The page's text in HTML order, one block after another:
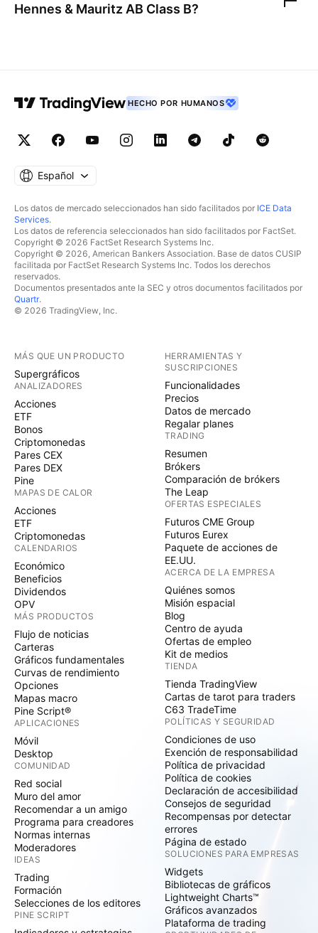
Hennes & Mauritz AB Class B?
HECHO POR HUMANOS
Español
Los datos de mercado seleccionados han sido facilitados por ICE Data
Services.
Los datos de referencia seleccionados han sido facilitados por FactSet.
Copyright © 2026 FactSet Research Systems Inc.
Copyright © 2026, American Bankers Association. Base de datos CUSIP
facilitada por FactSet Research Systems Inc. Todos los derechos
reservados.
Documentos presentados ante la SEC y otros documentos facilitados por
Quartr.
© 2026 TradingView, Inc.
MÁS QUE UN PRODUCTO
Supergráficos
ANALIZADORES
Acciones
ETF
Bonos
Criptomonedas
Pares CEX
Pares DEX
Pine
MAPAS DE CALOR
Acciones
ETF
Criptomonedas
CALENDARIOS
Económico
Beneficios
Dividendos
OPV
MÁS PRODUCTOS
Flujo de noticias
Carteras
Gráficos fundamentales
Curvas de rendimiento
Opciones
Mapas macro
Pine Script®
APLICACIONES
Móvil
Desktop
COMUNIDAD
Red social
Muro del amor
Recomendar a un amigo
Programa para creadores
Normas internas
Moderadores
IDEAS
Trading
Formación
Selecciones de los editores
PINE SCRIPT
HERRAMIENTAS Y
SUSCRIPCIONES
Funcionalidades
Precios
Datos de mercado
Regalar planes
TRADING
Resumen
Brókers
Comparación de brókers
The Leap
OFERTAS ESPECIALES
Futuros CME Group
Futuros Eurex
Paquete de acciones de
EE.UU.
ACERCA DE LA EMPRESA
Quiénes somos
Misión espacial
Blog
Centro de ayuda
Ofertas de empleo
Kit de medios
TIENDA
Tienda TradingView
Cartas de tarot para traders
C63 TradeTime
POLÍTICAS Y SEGURIDAD
Condiciones de uso
Exención de responsabilidad
Política de privacidad
Política de cookies
Declaración de accesibilidad
Consejos de seguridad
Recompensas por detectar
errores
Página de estado
SOLUCIONES PARA EMPRESAS
Widgets
Bibliotecas de gráficos
Lightweight Charts™
Gráficos avanzados
Plataforma de trading